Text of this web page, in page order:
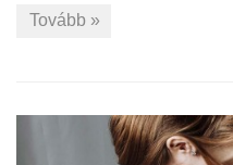
Tovább »